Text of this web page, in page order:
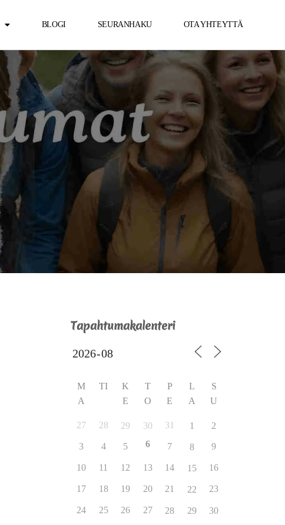
BLOGI SEURANHAKU OTA YHTEYTTÄ
Tapahtumakalenteri
M
A
TI
K
E
T
O
P
E
L
A
S
U
27 28 29 30 31 1 2
3 4 5 6 7 8 9
10 11 12 13 14 15 16
17 18 19 20 21 22 23
24 25 26 27 28 29 30